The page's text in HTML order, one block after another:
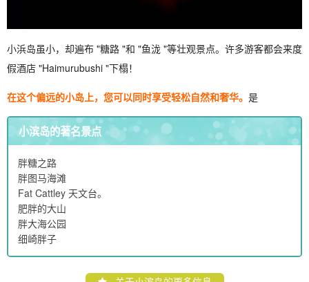
小浜岛虽小，却遍布 "糖路 "和 "鱼泷 "等壮观景点。许多游客都会来度
假酒店 "Haimurubushi "下榻！
在这个偏远的小岛上，您可以同时享受轻松自然和奢华。 是
小滨岛的著名景点
胖糖之路
胖图马海滩
Fat Cattley 天文台。
肥胖的大山
胖大海公园
细崎胖子